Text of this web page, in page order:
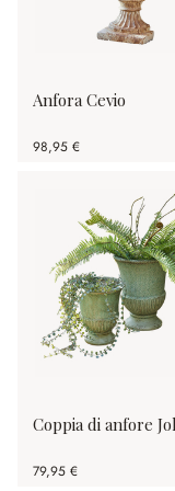
Anfora Cevio
98,95 €
Coppia di anfore
79,95 €